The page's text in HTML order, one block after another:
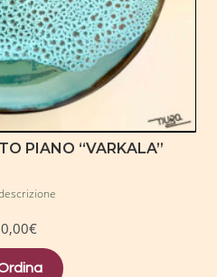
PIANO “VARKALA”
€